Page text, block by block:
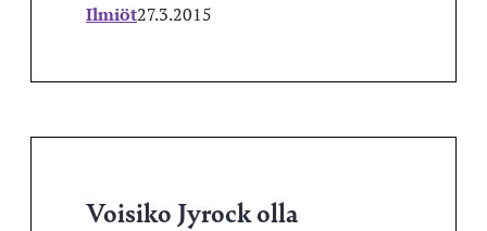
Ilmiöt27.3.2015
Voisiko Jyrock olla